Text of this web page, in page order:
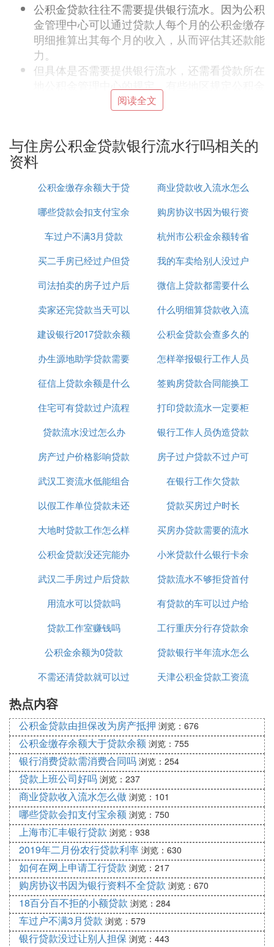
公积金贷款往往不需要提供银行流水。因为公积
金管理中心可以通过贷款人每个月的公积金缴存
明细推算出其每个月的收入，从而评估其还款能
力。
但具体是否需要提供银行流水，还需看贷款所在
贷款也需要提供本人的银行流水，但有些地方则
规定纯公积金贷款无需提供。
二、公积金贷款与收入证明
申请公积金贷款的好处之一就是不需要提供收入
证明。公积金管理中心主要依据贷款人的公积金
缴存情况来评估其还款能力。
三、公积金贷款的其他条件
资格限制：只有参加住房公积金制度的职工才有
缴存时间：在申请贷款前，连续足额缴存住房公
积金的时间不得少于6个月或者是12个月，具体
以当地政策为准。
还款能力：贷款人需具有完全民事行为能力，具
有稳定的职业和收入，有偿还贷款本息的能力。
贷款次数：申请了住房公积金贷款，在其未还清
贷款本息之前，不能再获得住房公积金贷款。
商业贷款的组合），是需要提供本人的银行流水
的，因为商业贷款部分是由银行审批的。
在申请公积金贷款时已经离职，则不符合申请条
件。
行流水和收入证明，但具体还需根据贷款所在地公积
金管理中心的规定来确定。同时，贷款人还需满足其
❸ 公积金贷款银行流水要求是什么
公积金贷款银行流水要求如下
积金贷款主要依据的是贷款人的公积金缴纳情况
和信用记录来评估其还款能力。
非纯公积金贷款： 用户提供至少一年的银行
流水。银行流水作为评估贷款人还款能力的重要
依据，有助于住房公积金管理中心更好地了解贷
险。
❹ 公积金贷款需要银行流水吗
办理公积金贷款需要银行流水。银行及公积金管理中
心可以通过银行流水判断贷款人的经济能力，确定贷
款人是否有偿还贷款的能力。除了银行流水之外，办
理公积金贷款还需要准备以下材料：
个人的身份有效证件：用于验证贷款人的身份信
息。
婚姻证明：已婚者需提供结婚证，未婚者可能需
要提供未婚证明。
购房合同：证明贷款人有明确的购房意向。
个人征信报告：银行会审查贷款人的征信记录，
确保贷款人信用良好。
阅读全文
与住房公积金贷款银行流水行吗相关的
资料
公积金缴存余额大于贷
款余额
商业贷款收入流水怎么
做
哪些贷款会扣支付宝余
额
购房协议书因为银行资
料不全贷款
车过户不满3月贷款
杭州市公积金余额转省
公积金贷款额度
买二手房已经过户但贷
款没批下来怎么办
我的车卖给别人没过户
他还给贷款了
司法拍卖的房子过户后
还能贷款
微信上贷款都需要什么
资料吗
卖家还完贷款当天可以
过户给买家吗
什么明细算贷款收入流
水
建设银行2017贷款余额
公积金贷款会查多久的
银行流水
办生源地助学贷款需要
什么资料
怎样举报银行工作人员
违规操作贷款
征信上贷款余额是什么
意思
签购房贷款合同能换工
作吗
住宅可有贷款过户流程
打印贷款流水一定要柜
台吗
贷款流水没过怎么办
银行工作人员伪造贷款
人签字
房产过户价格影响贷款
金额么
房子过户贷款不过户可
以不
武汉工资流水低能组合
贷款吗
在银行工作欠贷款
以假工作单位贷款未还
坐牢吗
贷款买房过户时长
大地时贷款工作怎么样
买房办贷款需要的流水
账哪能办
公积金贷款没还完能办
理离婚过户吗
小米贷款什么银行卡余
额
武汉二手房过户后贷款
到账
贷款流水不够拒贷首付
用流水可以贷款吗
有贷款的车可以过户给
我老婆么
贷款工作室赚钱吗
工行重庆分行存贷款余
额
公积金余额为0贷款
贷款银行半年流水怎么
打印
不需还清贷款就可以过
天津公积金贷款工资流
热点内容
公积金贷款由担保改为房产抵押 浏览：676
公积金缴存余额大于贷款余额 浏览：755
银行消费贷款需消费合同吗 浏览：254
贷款上班公司好吗 浏览：237
商业贷款收入流水怎么做 浏览：101
哪些贷款会扣支付宝余额 浏览：750
上海市汇丰银行贷款 浏览：938
2019年二月份农行贷款利率 浏览：630
如何在网上申请工行贷款 浏览：217
购房协议书因为银行资料不全贷款 浏览：670
18百分百不拒的小额贷款 浏览：284
车过户不满3月贷款 浏览：579
银行贷款没过让别人担保 浏览：443